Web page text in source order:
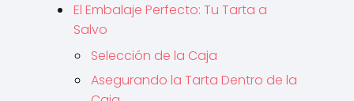
El Embalaje Perfecto: Tu Tarta a
Salvo
Selección de la Caja
Asegurando la Tarta Dentro de la